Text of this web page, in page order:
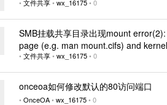
• 文件共享• wx_16175• 0
SMB挂载共享目录出现mount
page (e.g. man mount.cifs) and
• 文件共享• wx_16175• 0
onceoa如何修改默认的80访问端口
• OnceOA• wx_16175• 0